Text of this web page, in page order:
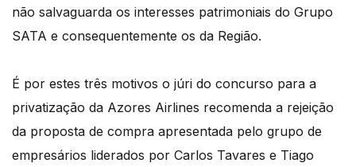
não salvaguarda os interesses patrimoniais do Grupo
SATA e consequentemente os da Região.
É por estes três motivos o júri do concurso para a
privatização da Azores Airlines recomenda a rejeição
da proposta de compra apresentada pelo grupo de
empresários liderados por Carlos Tavares e Tiago